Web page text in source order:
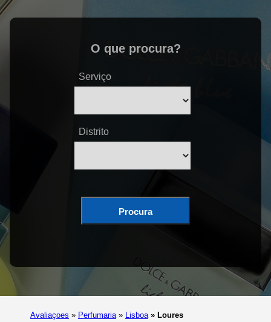
O que procura?
Serviço
Distrito
Procura
Avaliaçoes » Perfumaria » Lisboa » Loures